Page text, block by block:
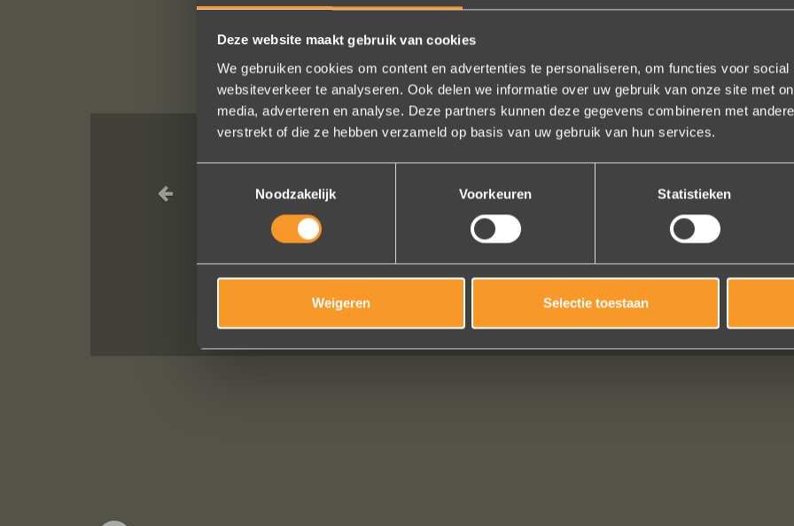
Deze website maakt gebruik van cookies
We gebruiken cookies om content en advertenties te personaliseren, om functies voor
websiteverkeer te analyseren. Ook delen we informatie over uw gebruik van onze site met
media, adverteren en analyse. Deze partners kunnen deze gegevens combineren met
verstrekt of die ze hebben verzameld op basis van uw gebruik van hun services.
Noodzakelijk
Voorkeuren Statistieken
Weigeren Selectie toestaan
FOLLOW US ON SOCIAL MEDIA
Een droom die uitkomt, de ringen zijn prachtig afgewerkt, perfecte kwaliteit. We zijn
geholpen en ze waren op tijd klaar. Kan niet anders zeggen dan AANRADER op elk
Bekijk al onze reviews